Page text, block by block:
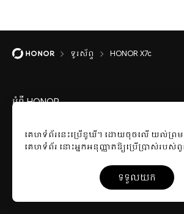
ទូរស័ព្ទ HONOR X7c
អំពី HONOR
ប្រព័ន្ធដំណើរការ និង កម្មវិធី
គេហទំព័រនេះប្រើខូឃី។ ដោយចុចលើ យល់ព្រម
គេហទំព័រ នោះអ្នកអនុញ្ញាតឱ្យប្រើប្រាស់របស់ពួ
ទទួលយក